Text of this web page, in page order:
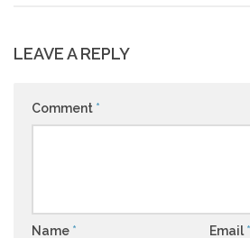
LEAVE A REPLY
Comment *
Name * Email *